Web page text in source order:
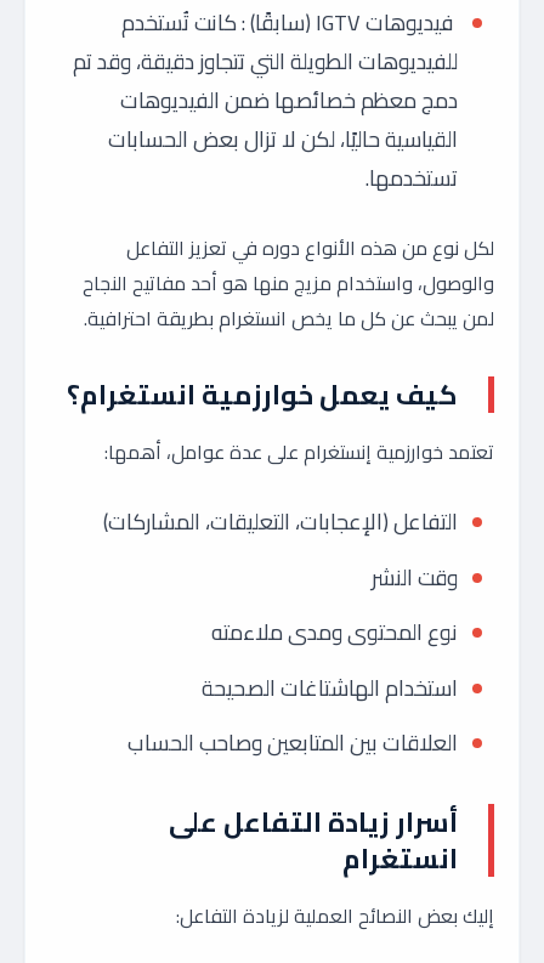
فيديوهات IGTV (سابقًا) : كانت تُستخدم
للفيديوهات الطويلة التي تتجاوز دقيقة، وقد تم
دمج معظم خصائصها ضمن الفيديوهات
القياسية حاليًا، لكن لا تزال بعض الحسابات
تستخدمها.
لكل نوع من هذه الأنواع دوره في تعزيز التفاعل
والوصول، واستخدام مزيج منها هو أحد مفاتيح النجاح
لمن يبحث عن كل ما يخص انستغرام بطريقة احترافية.
كيف يعمل خوارزمية انستغرام؟
تعتمد خوارزمية إنستغرام على عدة عوامل، أهمها:
التفاعل (الإعجابات، التعليقات، المشاركات)
وقت النشر
نوع المحتوى ومدى ملاءمته
استخدام الهاشتاغات الصحيحة
العلاقات بين المتابعين وصاحب الحساب
أسرار زيادة التفاعل على
انستغرام
إليك بعض النصائح العملية لزيادة التفاعل: